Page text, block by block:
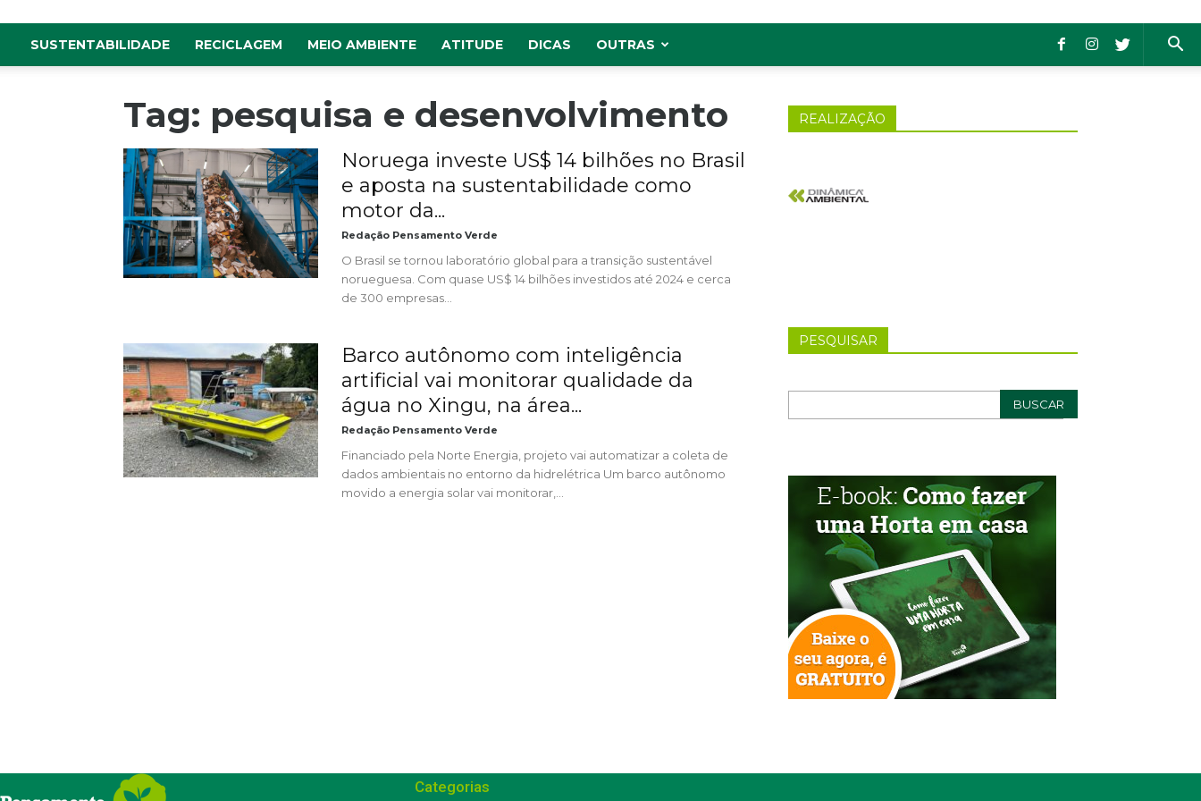
SUSTENTABILIDADE RECICLAGEM MEIO AMBIENTE ATITUDE DICAS OUTRAS
Tag: pesquisa e desenvolvimento
Noruega investe US$ 14 bilhões no Brasil
e aposta na sustentabilidade como
motor da...
Redação Pensamento Verde
O Brasil se tornou laboratório global para a transição sustentável
norueguesa. Com quase US$ 14 bilhões investidos até 2024 e cerca
de 300 empresas...
Barco autônomo com inteligência
artificial vai monitorar qualidade da
água no Xingu, na área...
Redação Pensamento Verde
Financiado pela Norte Energia, projeto vai automatizar a coleta de
dados ambientais no entorno da hidrelétrica Um barco autônomo
movido a energia solar vai monitorar,...
REALIZAÇÃO
PESQUISAR
Categorias